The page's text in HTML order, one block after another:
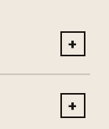
+
+